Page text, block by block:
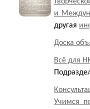
и
другая
Доска
Всё для
Учимся